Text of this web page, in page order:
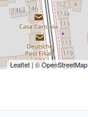
Leaflet | ©OpenStreetMap